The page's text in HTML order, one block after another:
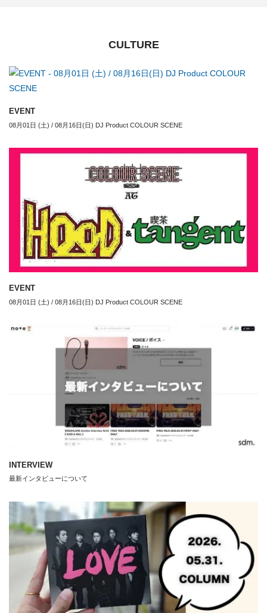
CULTURE
EVENT
08月01日 (土) / 08月16日(日) DJ Product COLOUR SCENE
EVENT
08月01日 (土) / 08月16日(日) DJ Product COLOUR SCENE
INTERVIEW
最新インタビューについて